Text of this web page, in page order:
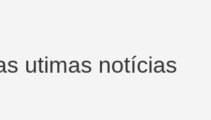
utimas notícias